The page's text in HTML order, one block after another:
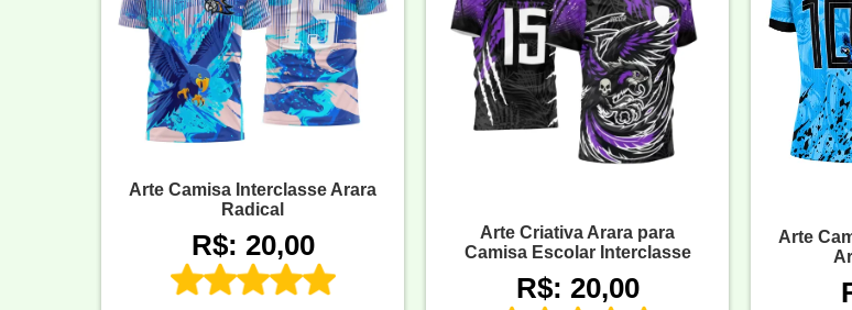
Arte Camisa Interclasse Arara
Radical
R$: 20,00
Arte Criativa Arara para
Camisa Escolar Interclasse
R$: 20,00
Arte